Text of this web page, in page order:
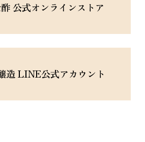
公式オンラインストア
造 LINE公式アカウント